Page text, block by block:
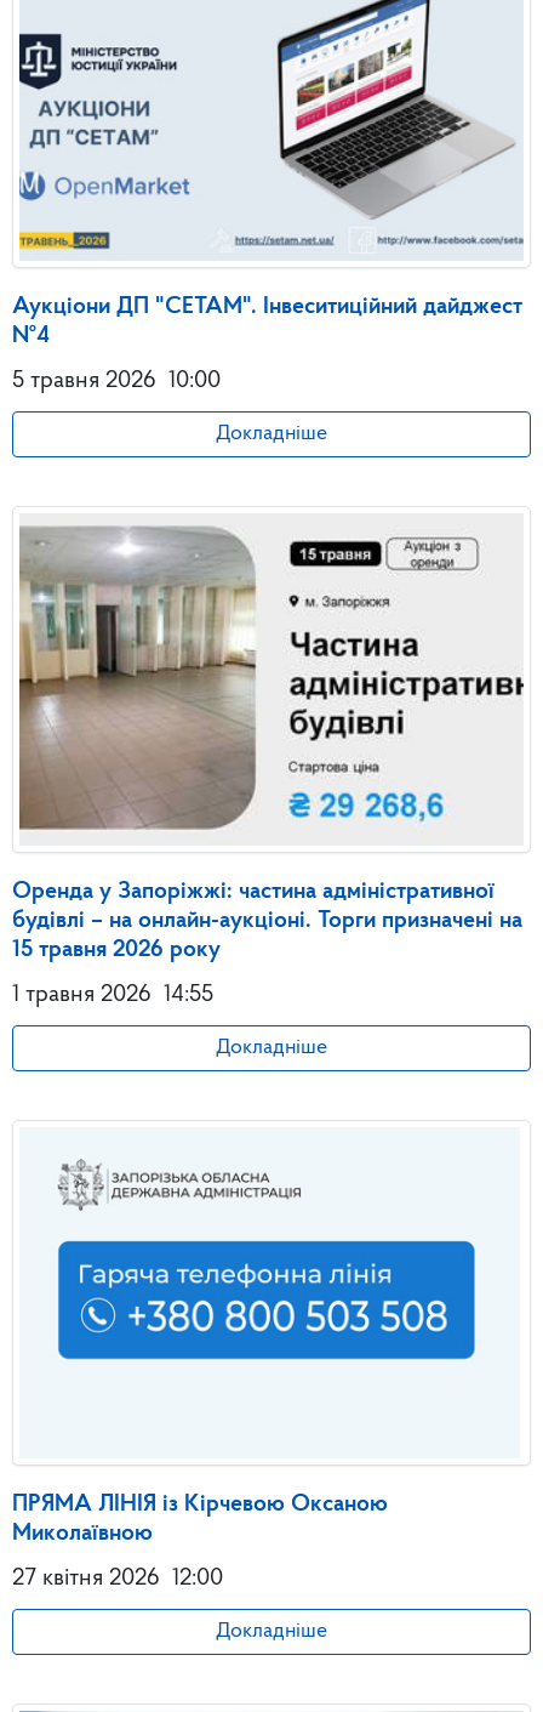
Аукціони ДП "СЕТАМ". Інвеситиційний дайджест
№4
5 травня 2026
10:00
Докладніше
Оренда у Запоріжжі: частина адміністративної
будівлі – на онлайн-аукціоні. Торги призначені на
15 травня 2026 року
1 травня 2026 14:55
Докладніше
ПРЯМА ЛІНІЯ із Кірчевою Оксаною
Миколаївною
27 квітня 2026 12:00
Докладніше